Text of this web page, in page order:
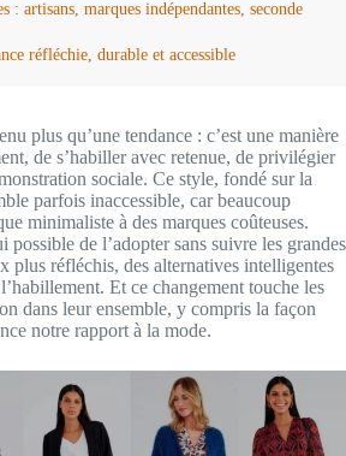
: artisans, marques indépendantes, seconde
réfléchie, durable et accessible
plus qu’une tendance : c’est une manière
de s’habiller avec retenue, de privilégier
sociale. Ce style, fondé sur la
parfois inaccessible, car beaucoup
minimaliste à des marques coûteuses.
possible de l’adopter sans suivre les grandes
plus réfléchis, des alternatives intelligentes
Et ce changement touche les
dans leur ensemble, y compris la façon
notre rapport à la mode.